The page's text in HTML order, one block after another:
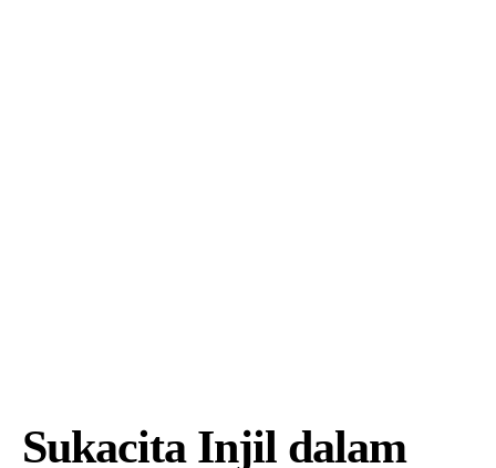
Sukacita Injil dalam